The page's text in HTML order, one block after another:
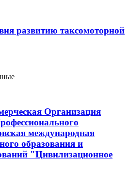
развитию таксомоторной
Организация
международная
образования и
"Цивилизационное